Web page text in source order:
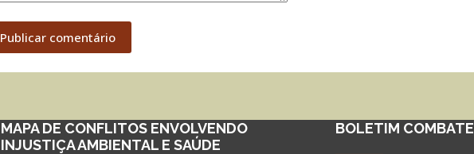
Publicar comentário
MAPA DE CONFLITOS ENVOLVENDO
INJUSTIÇA AMBIENTAL E SAÚDE
BOLETIM COMBATE